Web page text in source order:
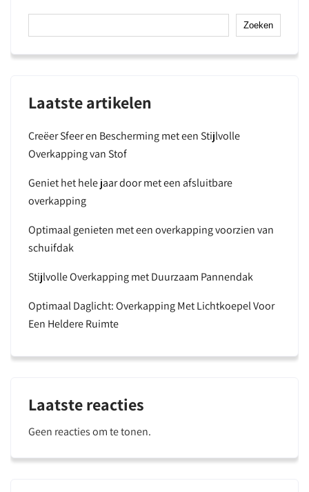
Zoeken
Laatste artikelen
Creëer Sfeer en Bescherming met een Stijlvolle
Overkapping van Stof
Geniet het hele jaar door met een afsluitbare
overkapping
Optimaal genieten met een overkapping voorzien van
schuifdak
Stijlvolle Overkapping met Duurzaam Pannendak
Optimaal Daglicht: Overkapping Met Lichtkoepel Voor
Een Heldere Ruimte
Laatste reacties
Geen reacties om te tonen.